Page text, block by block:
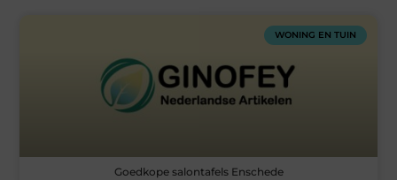
WONING EN TUIN
Goedkope salontafels Enschede